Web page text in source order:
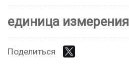
единица измерения
Поделиться